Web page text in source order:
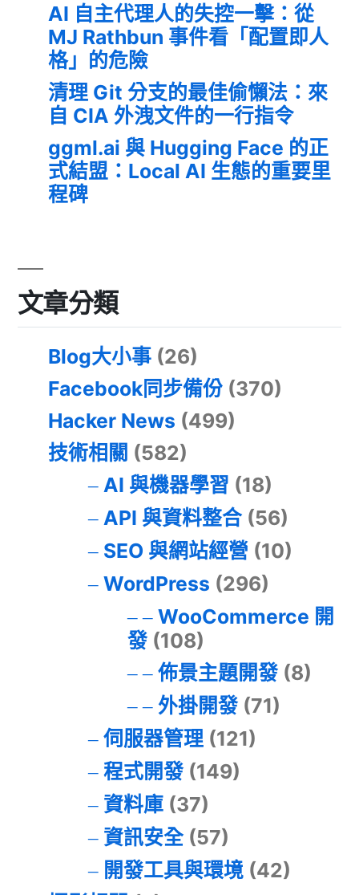
AI 自主代理人的失控一擊：從
MJ Rathbun 事件看「配置即人
格」的危險
清理 Git 分支的最佳偷懶法：來
自 CIA 外洩文件的一行指令
ggml.ai 與 Hugging Face 的正
式結盟：Local AI 生態的重要里
程碑
文章分類
Blog大小事 (26)
Facebook同步備份 (370)
Hacker News (499)
技術相關 (582)
AI 與機器學習 (18)
API 與資料整合(56)
SEO 與網站經營 (10)
WordPress (296)
WooCommerce 開
發(108)
佈景主題開發(8)
外掛開發(71)
伺服器管理(121)
程式開發(149)
資料庫(37)
資訊安全(57)
開發工具與環境(42)